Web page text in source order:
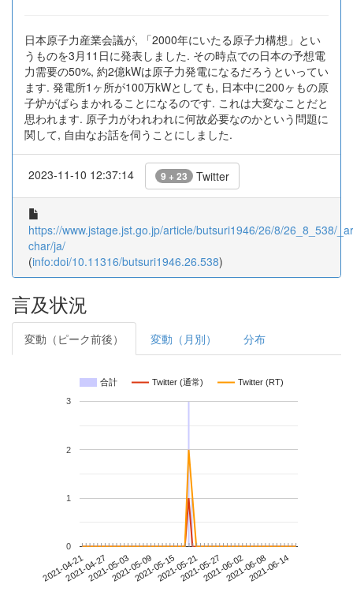
日本原子力産業会議が, 「2000年にいたる原子力構想」とい
うものを3月11日に発表しました. その時点での日本の予想電
力需要の50%, 約2億kWは原子力発電になるだろうといってい
ます. 発電所1ヶ所が100万kWとしても, 日本中に200ヶもの原
子炉がばらまかれることになるのです. これは大変なことだと
思われます. 原子力がわれわれに何故必要なのかという問題に
関して, 自由なお話を伺うことにしました.
2023-11-10 12:37:14 9 + 23 Twitter
https://www.jstage.jst.go.jp/article/butsuri1946/26/8/26_8_538/
char/ja/
(info:doi/10.11316/butsuri1946.26.538)
言及状況
変動（ピーク前後） 変動（月別） 分布
合計 Twitter (通常) Twitter (RT)
2021-04-212021-04-272021-05-032021-05-092021-05-152021-05-212021-05-272021-06-022021-06-082021-06-14
0
1
2
3